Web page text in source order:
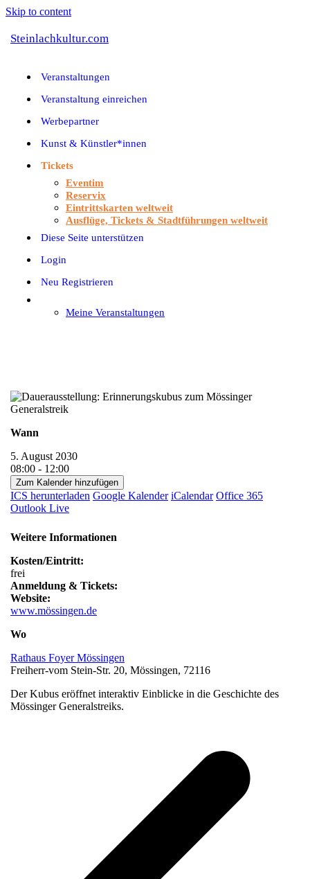
Skip to content
Steinlachkultur.com
Veranstaltungen
Veranstaltung einreichen
Werbepartner
Kunst & Künstler*innen
Tickets
Eventim
Reservix
Eintrittskarten weltweit
Ausflüge, Tickets & Stadtführungen weltweit
Diese Seite unterstützen
Login
Neu Registrieren
Meine Veranstaltungen
Wann
5. August 2030
08:00 - 12:00
Zum Kalender hinzufügen
ICS herunterladen Google Kalender iCalendar Office 365
Outlook Live
Weitere Informationen
Kosten/Eintritt:
frei
Anmeldung & Tickets:
Website:
www.mössingen.de
Wo
Rathaus Foyer Mössingen
Freiherr-vom Stein-Str. 20, Mössingen, 72116
Der Kubus eröffnet interaktiv Einblicke in die Geschichte des
Mössinger Generalstreiks.